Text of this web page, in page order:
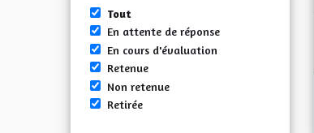
Tout
En attente de réponse
En cours d'évaluation
Retenue
Non retenue
Retirée